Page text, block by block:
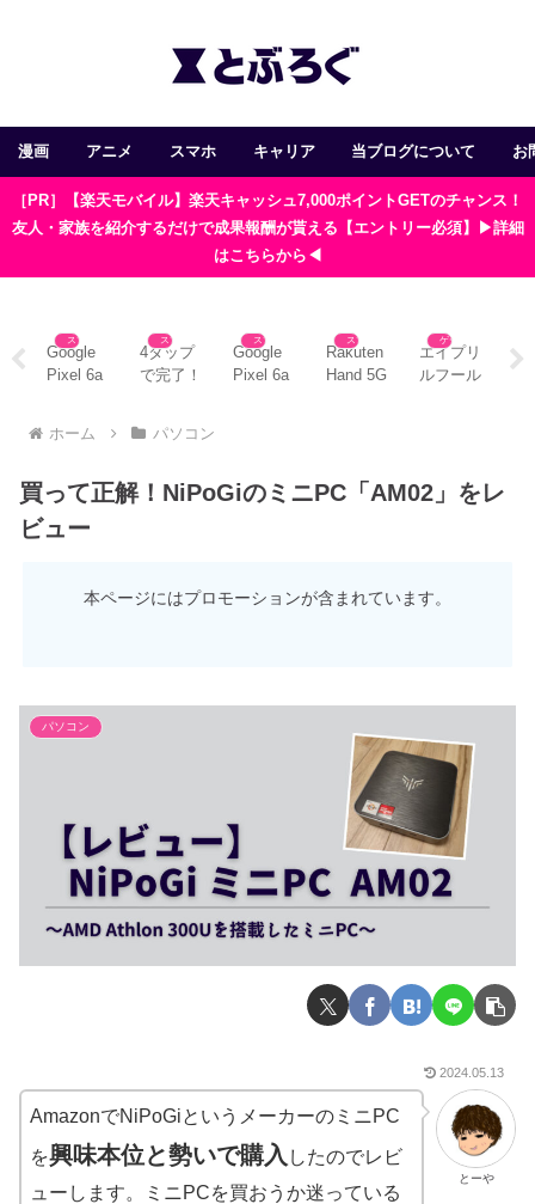
漫画 アニメ スマホ キャリア 当ブログについて お
［PR］【楽天モバイル】楽天キャッシュ7,000ポイントGETのチャンス！
友人・家族を紹介するだけで成果報酬が貰える【エントリー必須】▶詳細
はこちらから◀
スマホ
Google
Pixel 6a
えない？
の対処法
スマホ
4タップ
で完了！
チ」アプ
デュアル
スマホ
Google
Pixel 6a
すすめの
スマホ
Rakuten
Hand 5G
以下で購
ゲーム
エイプリ
ルフール
キャラ3
つ入手方
ゼ
ク
ホーム パソコン
買って正解！NiPoGiのミニPC「AM02」をレ
ビュー
本ページにはプロモーションが含まれています。
パソコン
2024.05.13
とーや
AmazonでNiPoGiというメーカーのミニPC
を興味本位と勢いで購入 したのでレビ
ューします。ミニPCを買おうか迷っている